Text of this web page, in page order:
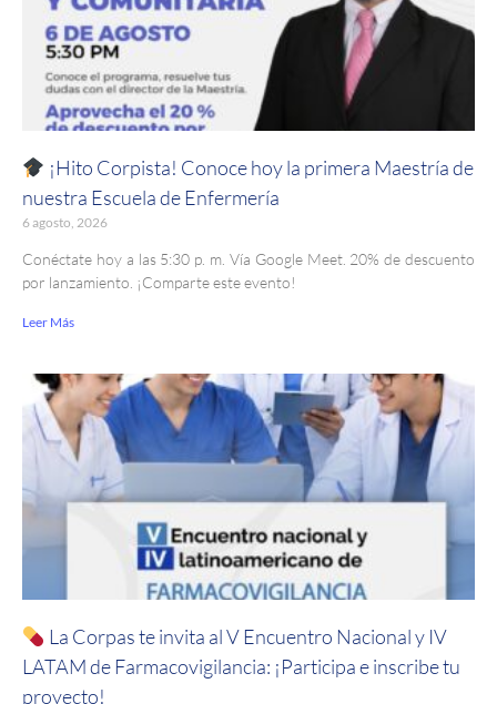
¡Hito Corpista! Conoce hoy la primera Maestría de
nuestra Escuela de Enfermería
6 agosto, 2026
Conéctate hoy a las 5:30 p. m. Vía Google Meet. 20% de descuento
por lanzamiento. ¡Comparte este evento!
Leer Más
La Corpas te invita al V Encuentro Nacional y IV
LATAM de Farmacovigilancia: ¡Participa e inscribe tu
proyecto!